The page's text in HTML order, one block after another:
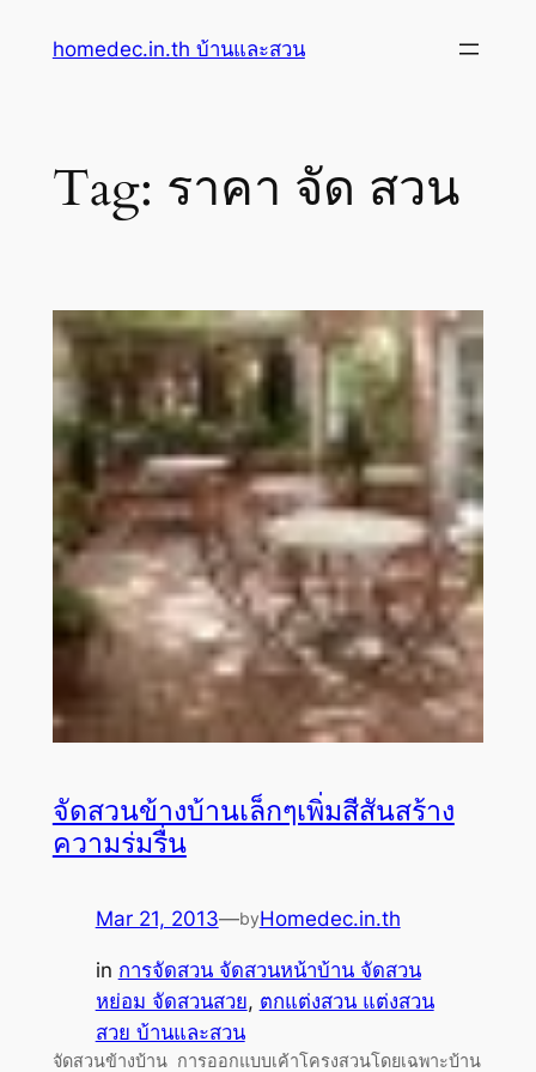
homedec.in.th บ้านและสวน
Tag: ราคา จัด สวน
จัดสวนข้างบ้านเล็กๆเพิ่มสีสันสร้าง
ความร่มรื่น
Mar 21, 2013—byHomedec.in.th
in การจัดสวน จัดสวนหน้าบ้าน จัดสวน
หย่อม จัดสวนสวย, ตกแต่งสวน แต่งสวน
สวย บ้านและสวน
จัดสวนข้างบ้าน การออกแบบเค้าโครงสวนโดยเฉพาะบ้าน